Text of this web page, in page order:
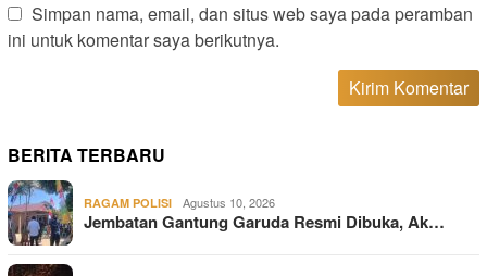
Simpan nama, email, dan situs web saya pada peramban
ini untuk komentar saya berikutnya.
BERITA TERBARU
RAGAM POLISI Agustus 10, 2026
Jembatan Gantung Garuda Resmi Dibuka, Ak…